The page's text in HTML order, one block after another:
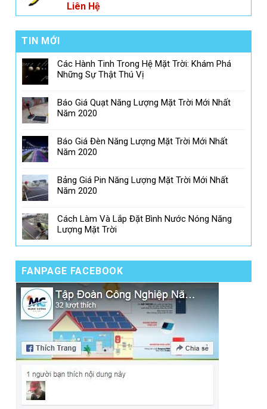
Liên Hệ
TIN MỚI
Các Hành Tinh Trong Hệ Mặt Trời: Khám Phá
Những Sự Thật Thú Vị
Báo Giá Quạt Năng Lượng Mặt Trời Mới Nhất
Năm 2020
Báo Giá Đèn Năng Lượng Mặt Trời Mới Nhất
Năm 2020
Bảng Giá Pin Năng Lượng Mặt Trời Mới Nhất
Năm 2020
Cách Làm Và Lắp Đặt Bình Nước Nóng Năng
Lượng Mặt Trời
FANPAGE FACEBOOK